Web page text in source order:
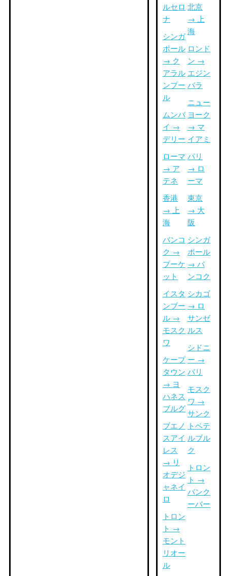
ルセロ
ナ
シンガ
ポール
→ ク
アラル
ンプー
ル
ムンバ
イ →
デリー
ローマ
→ ア
テネ
香港
→ 上
海
バンコ
ク →
プーケ
ット
イスタ
ンブー
ル →
モスク
ワ
ケープ
タウン
→ ヨ
ハネス
ブルグ
ブエノ
スアイ
レス
→ リ
オデジ
ャネイ
ロ
トロン
ト →
モント
リオー
ル
北京
→ 上
海
ロンド
ン →
エジン
バラ
ニュー
ヨーク
→ マ
イアミ
パリ
→ ロ
ーマ
東京
→ 大
阪
シンガ
ポール
→ バ
ンコク
シカゴ
→ ロ
サンゼ
ルス
シドニ
ー →
バリ
モスク
ワ →
サンク
トペテ
ルブル
ク
トロン
ト →
バンク
ーバー